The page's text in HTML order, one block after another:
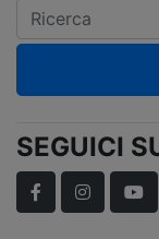
SEGUICI
FacebookInstagram